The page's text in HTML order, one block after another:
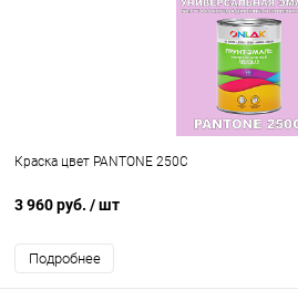
Краска цвет PANTONE 250C
3 960 руб. / шт
Подробнее